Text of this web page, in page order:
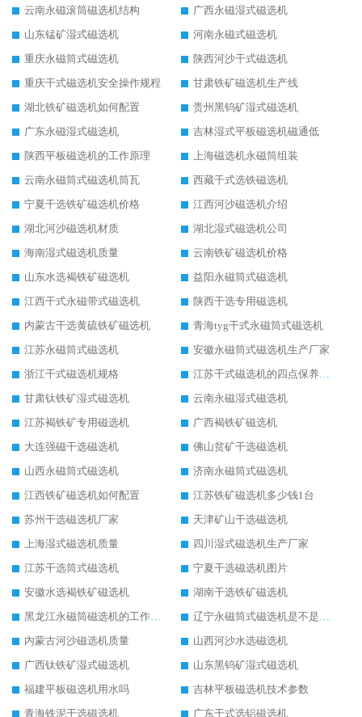
云南永磁滚筒磁选机结构
广西永磁湿式磁选机
山东锰矿湿式磁选机
河南永磁式磁选机
重庆永磁筒式磁选机
陕西河沙干式磁选机
重庆干式磁选机安全操作规程
甘肃铁矿磁选机生产线
湖北铁矿磁选机如何配置
贵州黑钨矿湿式磁选机
广东永磁湿式磁选机
吉林湿式平板磁选机磁通低
陕西平板磁选机的工作原理
上海磁选机永磁筒组装
云南永磁筒式磁选机筒瓦
西藏干式选铁磁选机
宁夏干选铁矿磁选机价格
江西河沙磁选机介绍
湖北河沙磁选机材质
湖北湿式磁选机公司
海南湿式磁选机质量
云南铁矿磁选机价格
山东水选褐铁矿磁选机
益阳永磁筒式磁选机
江西干式永磁带式磁选机
陕西干选专用磁选机
内蒙古干选黄硫铁矿磁选机
青海tyg干式永磁筒式磁选机
江苏永磁筒式磁选机
安徽永磁筒式磁选机生产厂家
浙江干式磁选机规格
江苏干式磁选机的四点保养秘籍
甘肃钛铁矿湿式磁选机
云南永磁湿式磁选机
江苏褐铁矿专用磁选机
广西褐铁矿磁选机
大连强磁干选磁选机
佛山贫矿干选磁选机
山西永磁筒式磁选机
济南永磁筒式磁选机
江西铁矿磁选机如何配置
江苏铁矿磁选机多少钱1台
苏州干选磁选机厂家
天津矿山干选磁选机
上海湿式磁选机质量
四川湿式磁选机生产厂家
江苏干选筒式磁选机
宁夏干选磁选机图片
安徽水选褐铁矿磁选机
湖南干选铁矿磁选机
黑龙江永磁筒磁选机的工作原理
辽宁永磁筒式磁选机是不是强磁
内蒙古河沙磁选机质量
山西河沙水选磁选机
广西钛铁矿湿式磁选机
山东黑钨矿湿式磁选机
福建平板磁选机用水吗
吉林平板磁选机技术参数
青海铁泥干选磁选机
广东干式选铝磁选机